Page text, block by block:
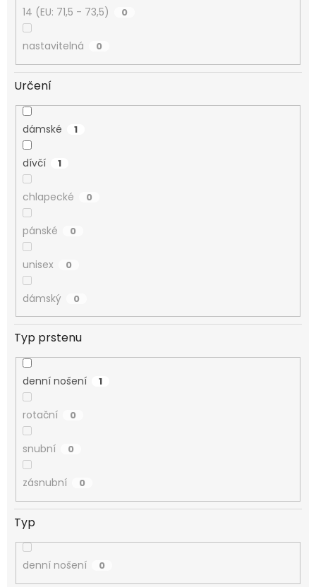
14 (EU: 71,5 - 73,5) 0
nastavitelná 0
Určení
dámské 1
dívčí 1
chlapecké 0
pánské 0
unisex 0
dámský 0
Typ prstenu
denní nošení 1
rotační 0
snubní 0
zásnubní 0
Typ
denní nošení 0